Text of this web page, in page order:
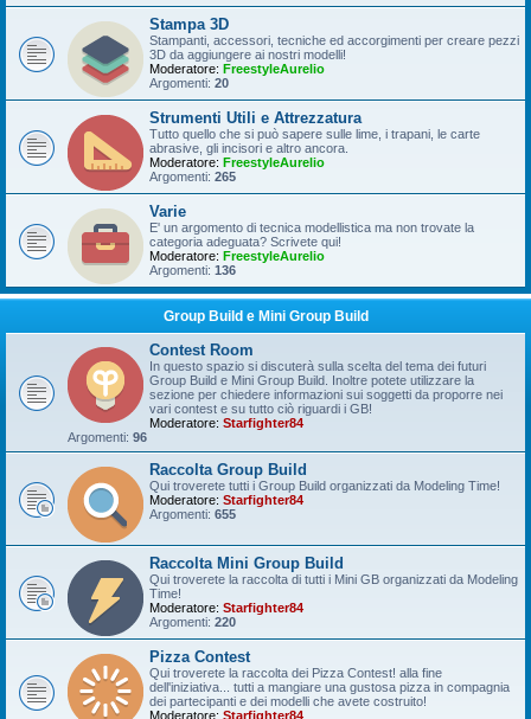
Stampa 3D
Stampanti, accessori, tecniche ed accorgimenti per creare pezzi
3D da aggiungere ai nostri modelli!
Moderatore: FreestyleAurelio
Argomenti: 20
Strumenti Utili e Attrezzatura
Tutto quello che si può sapere sulle lime, i trapani, le carte
abrasive, gli incisori e altro ancora.
Moderatore: FreestyleAurelio
Argomenti: 265
Varie
E' un argomento di tecnica modellistica ma non trovate la
categoria adeguata? Scrivete qui!
Moderatore: FreestyleAurelio
Argomenti: 136
Group Build e Mini Group Build
Contest Room
In questo spazio si discuterà sulla scelta del tema dei futuri
Group Build e Mini Group Build. Inoltre potete utilizzare la
sezione per chiedere informazioni sui soggetti da proporre nei
vari contest e su tutto ciò riguardi i GB!
Moderatore: Starfighter84
Argomenti: 96
Raccolta Group Build
Qui troverete tutti i Group Build organizzati da Modeling Time!
Moderatore: Starfighter84
Argomenti: 655
Raccolta Mini Group Build
Qui troverete la raccolta di tutti i Mini GB organizzati da Modeling
Time!
Moderatore: Starfighter84
Argomenti: 220
Pizza Contest
Qui troverete la raccolta dei Pizza Contest! alla fine
dell'iniziativa... tutti a mangiare una gustosa pizza in compagnia
dei partecipanti e dei modelli che avete costruito!
Moderatore: Starfighter84